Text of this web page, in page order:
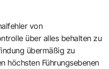
von
über alles behalten zu
übermäßig zu
höchsten Führungsebenen